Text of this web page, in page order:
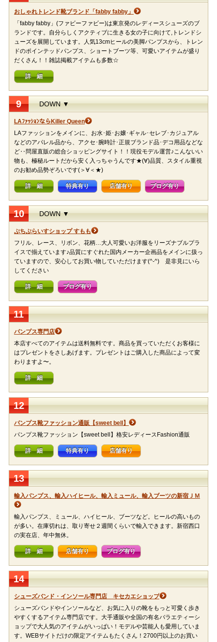
おしゃれトレンド靴ブランド「fabby fabby」
「fabby fabby」(ファビーファビー)は東京発のレディースシューズのブ
ランドです。自分らしくアクティブに生きる女の子に向けて,トレンドシ
ューズを展開しています。人気13cmヒールの美脚パンプスから、トレン
ドのポインテッドパンプス、ショートブーツ等、可愛いアイテムが盛り
だくさん！！雑誌掲載アイテムも多数☆
詳 細
9 DOWN ▼
LAﾌｧｯｼｮﾝならKiller Queen
LAファッションをメインに、お水･姫･お嬢･ギャル･セレブ･カジュアル
などのアパレル品から、アクセ･腕時計･正規ブランド品･デコ用品などな
ど‥問屋直販の総合ショッピングサイト！！現役モデル運営♪こんないい
物も、極秘ルートだから安く入っちゃうんです★(∀)品質、スタイル重視
のお勧め品勢ぞろいです(＞∀＜★)
詳 細 特典有り 店舗有り ブログ有り
10 DOWN ▼
ぷちぷらいすショップ すもも
フリル、レース、リボン、花柄…大人可愛いお洋服をリーズナブルプラ
イスで揃えています♪品質にすぐれた国内メーカー企画品をメインに扱っ
ていますので、安心してお買い物していただけます(^-^) 是非見にいら
してください
詳 細 ブログ有り
11
パンプス専門店
本店すべてのアイテムは送料無料です。商品を買っていただくお客様に
はプレゼントをさしあげます。プレゼントはご購入した商品によって変
わりますよ〜。
詳 細
12
パンプス靴ファッション通販【sweet bell】
パンプス靴ファッション【sweet bell】格安レディースFashion通販
詳 細 特典有り 店舗有り
13
輸入パンプス、輸入ハイヒール、輸入ミュール、輸入ブーツの新宿ＪＭ
輸入パンプス、ミュール、ハイヒール、ブーツなど。ヒールの高いもの
が多い。在庫切れは、取り寄せ２週間くらいで輸入できます。新宿西口
の実在店、年中無休。
詳 細 店舗有り ブログ有り
14
シューズバンド・インソール専門店 キセカエショップ
シューズバンドやインソールなど、お気に入りの靴をもっと可愛く歩き
やすくするアイテム専門店です。大手通販や全国の有名バラエティーシ
ョップで大人気のアイテムがいっぱい！モデルや芸能人も愛用していま
す。WEBサイトだけの限定アイテムもたくさん！2700円以上のお買い